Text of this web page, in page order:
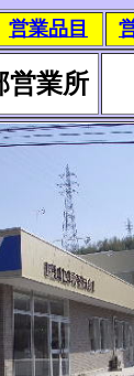
営業品目
業所